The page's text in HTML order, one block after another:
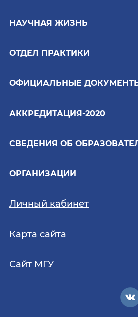
НАУЧНАЯ ЖИЗНЬ
ОТДЕЛ ПРАКТИКИ
ОФИЦИАЛЬНЫЕ
АККРЕДИТАЦИЯ-2020
СВЕДЕНИЯ ОБ
ОРГАНИЗАЦИИ
Личный кабинет
Карта сайта
Сайт МГУ